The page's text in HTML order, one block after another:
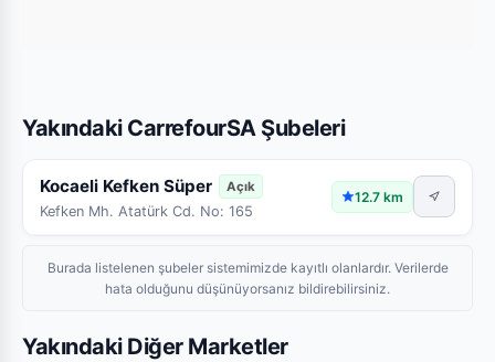
Yakındaki CarrefourSA Şubeleri
Kocaeli Kefken Süper Açık
Kefken Mh. Atatürk Cd. No: 165
12.7 km
Burada listelenen şubeler sistemimizde kayıtlı olanlardır. Verilerde
hata olduğunu düşünüyorsanız bildirebilirsiniz.
Yakındaki Diğer Marketler